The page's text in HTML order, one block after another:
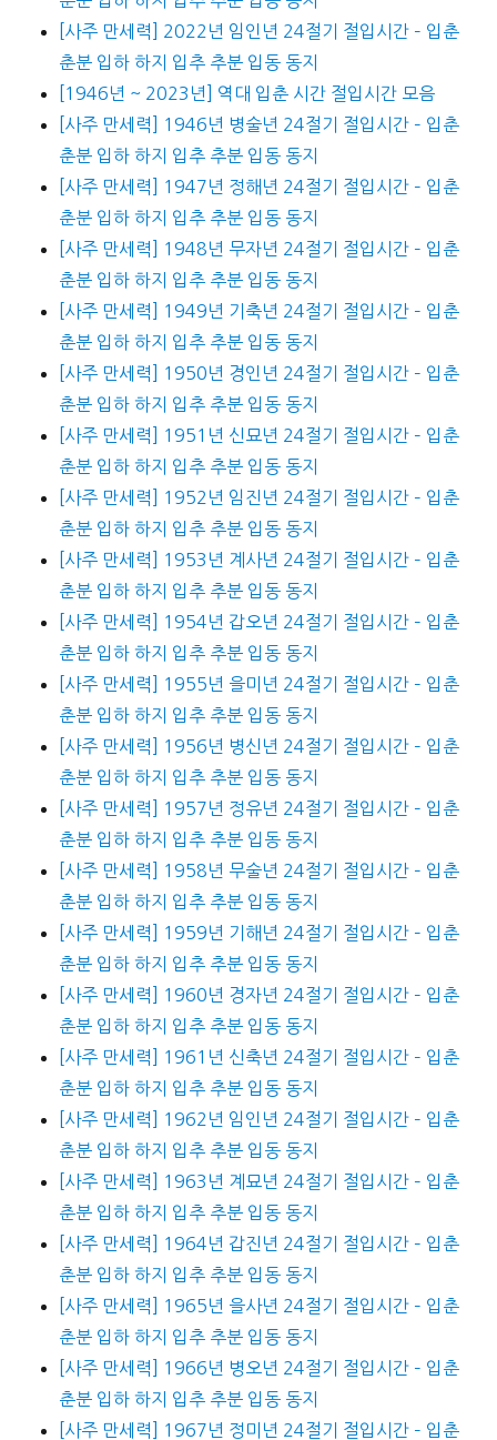
[사주 만세력] 2022년 임인년 24절기 절입시간 – 입춘
춘분 입하 하지 입추 추분 입동 동지
[1946년 ~ 2023년] 역대 입춘 시간 절입시간 모음
[사주 만세력] 1946년 병술년 24절기 절입시간 – 입춘
춘분 입하 하지 입추 추분 입동 동지
[사주 만세력] 1947년 정해년 24절기 절입시간 – 입춘
춘분 입하 하지 입추 추분 입동 동지
[사주 만세력] 1948년 무자년 24절기 절입시간 – 입춘
춘분 입하 하지 입추 추분 입동 동지
[사주 만세력] 1949년 기축년 24절기 절입시간 – 입춘
춘분 입하 하지 입추 추분 입동 동지
[사주 만세력] 1950년 경인년 24절기 절입시간 – 입춘
춘분 입하 하지 입추 추분 입동 동지
[사주 만세력] 1951년 신묘년 24절기 절입시간 – 입춘
춘분 입하 하지 입추 추분 입동 동지
[사주 만세력] 1952년 임진년 24절기 절입시간 – 입춘
춘분 입하 하지 입추 추분 입동 동지
[사주 만세력] 1953년 계사년 24절기 절입시간 – 입춘
춘분 입하 하지 입추 추분 입동 동지
[사주 만세력] 1954년 갑오년 24절기 절입시간 – 입춘
춘분 입하 하지 입추 추분 입동 동지
[사주 만세력] 1955년 을미년 24절기 절입시간 – 입춘
춘분 입하 하지 입추 추분 입동 동지
[사주 만세력] 1956년 병신년 24절기 절입시간 – 입춘
춘분 입하 하지 입추 추분 입동 동지
[사주 만세력] 1957년 정유년 24절기 절입시간 – 입춘
춘분 입하 하지 입추 추분 입동 동지
[사주 만세력] 1958년 무술년 24절기 절입시간 – 입춘
춘분 입하 하지 입추 추분 입동 동지
[사주 만세력] 1959년 기해년 24절기 절입시간 – 입춘
춘분 입하 하지 입추 추분 입동 동지
[사주 만세력] 1960년 경자년 24절기 절입시간 – 입춘
춘분 입하 하지 입추 추분 입동 동지
[사주 만세력] 1961년 신축년 24절기 절입시간 – 입춘
춘분 입하 하지 입추 추분 입동 동지
[사주 만세력] 1962년 임인년 24절기 절입시간 – 입춘
춘분 입하 하지 입추 추분 입동 동지
[사주 만세력] 1963년 계묘년 24절기 절입시간 – 입춘
춘분 입하 하지 입추 추분 입동 동지
[사주 만세력] 1964년 갑진년 24절기 절입시간 – 입춘
춘분 입하 하지 입추 추분 입동 동지
[사주 만세력] 1965년 을사년 24절기 절입시간 – 입춘
춘분 입하 하지 입추 추분 입동 동지
[사주 만세력] 1966년 병오년 24절기 절입시간 – 입춘
춘분 입하 하지 입추 추분 입동 동지
[사주 만세력] 1967년 정미년 24절기 절입시간 – 입춘